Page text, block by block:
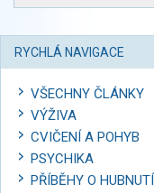
RYCHLÁ NAVIGACE
VŠECHNY ČLÁNKY
VÝŽIVA
CVIČENÍ A POHYB
PSYCHIKA
PŘÍBĚHY O HUBNUTÍ